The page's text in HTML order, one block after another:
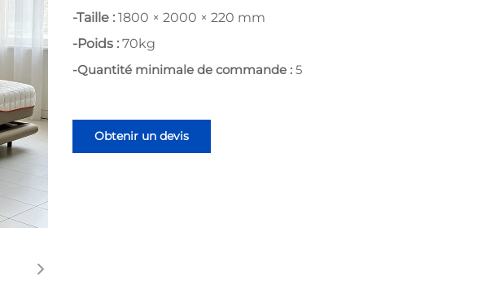
-Taille : 1800 × 2000 × 220 mm
-Poids : 70kg
-Quantité minimale de commande : 5
Obtenir un devis